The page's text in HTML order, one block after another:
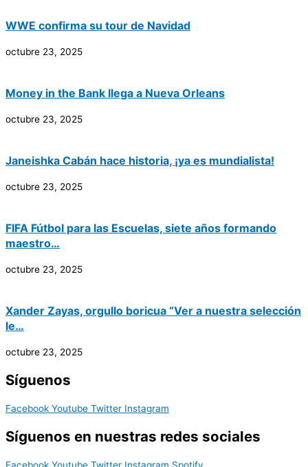
WWE confirma su tour de Navidad
octubre 23, 2025
Money in the Bank llega a Nueva Orleans
octubre 23, 2025
Janeishka Cabán hace historia, ¡ya es mundialista!
octubre 23, 2025
FIFA Fútbol para las Escuelas, siete años formando
maestro…
octubre 23, 2025
Xander Zayas, orgullo boricua “Ver a nuestra selección
le…
octubre 23, 2025
Síguenos
Facebook Youtube Twitter Instagram
Síguenos en nuestras redes sociales